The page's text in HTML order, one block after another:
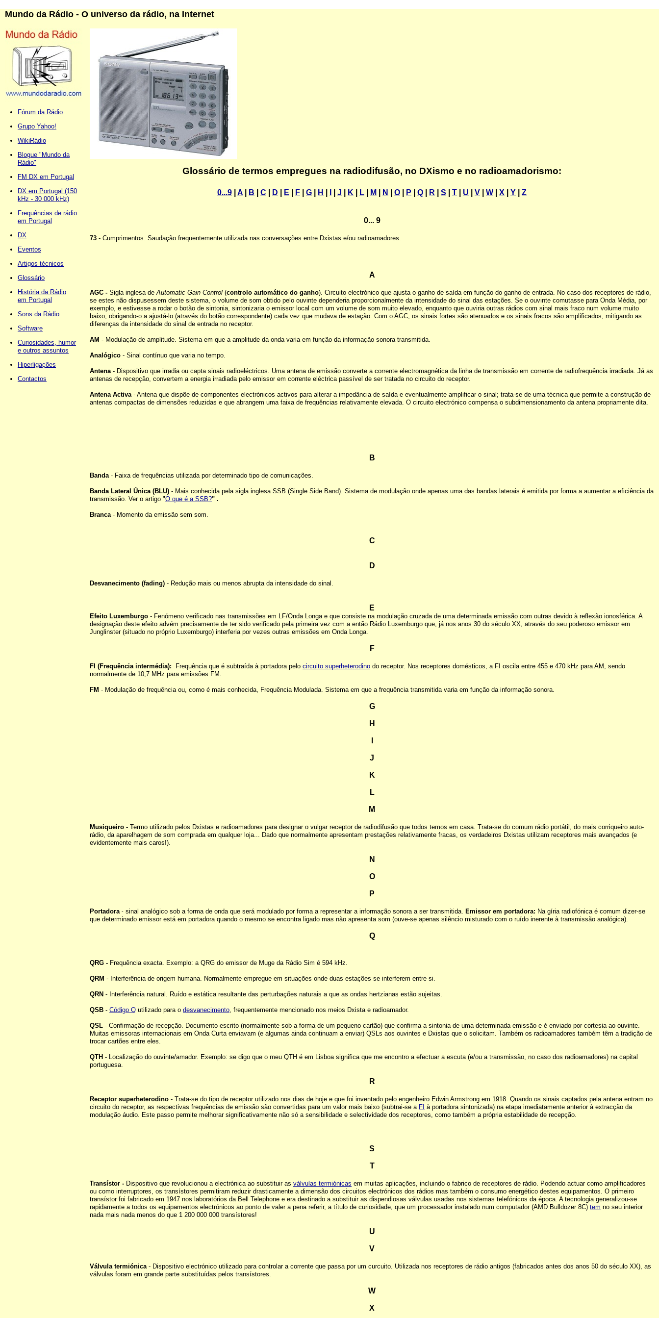
Mundo da Rádio - O universo da rádio, na Internet
Glossário de termos empregues na radiodifusão, no DXismo e no radioamadorismo:
0...9 A B C D E F G H J K L M N O P Q R S T U V W X Y Z
0... 9
73 - Cumprimentos. Saudação frequentemente utilizada nas conversações entre Dxistas e/ou radioamadores.
A
AGC - Sigla inglesa deAutomatic Gain Control (controlo automático do ganho). Circuito electrónico que ajusta o ganho de saída em função do ganho de entrada. No caso dos receptores de rádio,
se estes não dispusessem deste sistema, o volume de som obtido pelo ouvinte dependeria proporcionalmente da intensidade do sinal das estações. Se o ouvinte comutasse para Onda Média, por
exemplo, e estivesse a rodar o botão de sintonia, sintonizaria o emissor local com um volume de som muito elevado, enquanto que ouviria outras rádios com sinal mais fraco num volume muito
baixo, obrigando-o a ajustá-lo (através do botão correspondente) cada vez que mudava de estação. Com o AGC, os sinais fortes são atenuados e os sinais fracos são amplificados, mitigando as
diferenças da intensidade do sinal de entrada no receptor.
AM - Modulação de amplitude. Sistema em que a amplitude da onda varia em função da informação sonora transmitida.
Analógico - Sinal contínuo que varia no tempo.
Antena- Dispositivo que irradia ou capta sinais radioeléctricos. Uma antena de emissão converte a corrente electromagnética da linha de transmissão em corrente de radiofrequência irradiada. Já as
antenas de recepção, convertem a energia irradiada pelo emissor em corrente eléctrica passível de ser tratada no circuito do receptor.
Antena Activa- Antena que dispõe de componentes electrónicos activos para alterar a impedância de saída e eventualmente amplificar o sinal; trata-se de uma técnica que permite a construção de
antenas compactas de dimensões reduzidas e que abrangem uma faixa de frequências relativamente elevada. O circuito electrónico compensa o subdimensionamento da antena propriamente dita.
B
Banda - Faixa de frequências utilizada por determinado tipo de comunicações.
Banda Lateral Única (BLU) - Mais conhecida pela sigla inglesa SSB (Single Side Band). Sistema de modulação onde apenas uma das bandas laterais é emitida por forma a aumentar a eficiência da
transmissão. Ver o artigo "O que é a SSB?" .
Branca- Momento da emissão sem som.
C
D
Desvanecimento (fading) - Redução mais ou menos abrupta da intensidade do sinal.
E
Efeito Luxemburgo - Fenómeno verificado nas transmissões em LF/Onda Longa e que consiste na modulação cruzada de uma determinada emissão com outras devido à reflexão ionosférica. A
designação deste efeito advém precisamente de ter sido verificado pela primeira vez com a então Rádio Luxemburgo que, já nos anos 30 do século XX, através do seu poderoso emissor em
Junglinster (situado no próprio Luxemburgo) interferia por vezes outras emissões em Onda Longa.
F
FI (Frequência intermédia): Frequência que é subtraída à portadora pelo circuito superheterodino do receptor. Nos receptores domésticos, a FI oscila entre 455 e 470 kHz para AM, sendo
normalmente de 10,7 MHz para emissões FM.
FM - Modulação de frequência ou, como é mais conhecida, Frequência Modulada. Sistema em que a frequência transmitida varia em função da informação sonora.
G
H
J
K
L
M
Musiqueiro - Termo utilizado pelos Dxistas e radioamadores para designar o vulgar receptor de radiodifusão que todos temos em casa. Trata-se do comum rádio portátil, do mais corriqueiro auto-
rádio, da aparelhagem de som comprada em qualquer loja... Dado que normalmente apresentam prestações relativamente fracas, os verdadeiros Dxistas utilizam receptores mais avançados (e
evidentemente mais caros!).
N
O
P
Portadora - sinal analógico sob a forma de onda que será modulado por forma a representar a informação sonora a ser transmitida. Emissor em portadora: Na gíria radiofónica é comum dizer-se
que determinado emissor está em portadora quando o mesmo se encontra ligado mas não apresenta som (ouve-se apenas silêncio misturado com o ruído inerente à transmissão analógica).
Q
QRG - Frequência exacta. Exemplo: a QRG do emissor de Muge da Rádio Sim é 594 kHz.
QRM - Interferência de origem humana. Normalmente empregue em situações onde duas estações se interferem entre si.
QRN - Interferência natural. Ruído e estática resultante das perturbações naturais a que as ondas hertzianas estão sujeitas.
QSB - Código Q utilizado para o desvanecimento, frequentemente mencionado nos meios Dxista e radioamador.
QSL - Confirmação de recepção. Documento escrito (normalmente sob a forma de um pequeno cartão) que confirma a sintonia de uma determinada emissão e é enviado por cortesia ao ouvinte.
Muitas emissoras internacionais em Onda Curta enviavam (e algumas ainda continuam a enviar) QSLs aos ouvintes e Dxistas que o solicitam. Também os radioamadores também têm a tradição de
trocar cartões entre eles.
QTH - Localização do ouvinte/amador. Exemplo: se digo que o meu QTH é em Lisboa significa que me encontro a efectuar a escuta (e/ou a transmissão, no caso dos radioamadores) na capital
portuguesa.
R
Receptor superheterodino - Trata-se do tipo de receptor utilizado nos dias de hoje e que foi inventado pelo engenheiro Edwin Armstrong em 1918. Quando os sinais captados pela antena entram no
circuito do receptor, as respectivas frequências de emissão são convertidas para um valor mais baixo (subtrai-se a FI à portadora sintonizada) na etapa imediatamente anterior à extracção da
modulação áudio. Este passo permite melhorar significativamente não só a sensibilidade e selectividade dos receptores, como também a própria estabilidade de recepção.
S
T
Transístor - Dispositivo que revolucionou a electrónica ao substituir as válvulas termiónicas em muitas aplicações, incluindo o fabrico de receptores de rádio. Podendo actuar como amplificadores
ou como interruptores, os transístores permitiram reduzir drasticamente a dimensão dos circuitos electrónicos dos rádios mas também o consumo energético destes equipamentos. O primeiro
transístor foi fabricado em 1947 nos laboratórios da Bell Telephone e era destinado a substituir as dispendiosas válvulas usadas nos sistemas telefónicos da época. A tecnologia generalizou-se
rapidamente a todos os equipamentos electrónicos ao ponto de valer a pena referir, a título de curiosidade, que um processador instalado num computador (AMD Bulldozer 8C) tem no seu interior
nada mais nada menos do que 1 200 000 000 transístores!
U
V
Válvula termiónica- Dispositivo electrónico utilizado para controlar a corrente que passa por um curcuito. Utilizada nos receptores de rádio antigos (fabricados antes dos anos 50 do século XX), as
válvulas foram em grande parte substituídas pelos transístores.
W
X
Fórum da Rádio
Grupo Yahoo!
WikiRádio
Blogue "Mundo da
Rádio"
FM DX em Portugal
DX em Portugal (150
kHz - 30 000 kHz)
Frequências de rádio
em Portugal
DX
Eventos
Artigos técnicos
Glossário
História da Rádio
em Portugal
Sons da Rádio
Software
Curiosidades, humor
e outros assuntos
Hiperligações
Contactos